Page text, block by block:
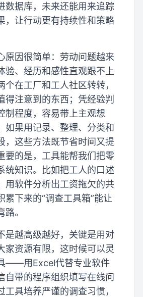
数据库，未来还能用来追踪
，让行动更有持续性和策略
原因很简单：劳动问题越来
验、经历和感性直观跟不上
个在工厂和工人社区转转，
得注意到的东西；凭经验判
制程度，容易带上主观想
如果用记录、整理、分类和
，这些方法既节省时间又提
要的是，工具能帮我们把零
统知识。比如把工人的口述
用软件分析出工资拖欠的共
累下来的“调查工具箱”能让
。
是越高级越好，关键是用对
家资源有限，这时候可以灵
——用Excel代替专业软件
自带的程序组织填写在线问
工具培养严谨的调查习惯，